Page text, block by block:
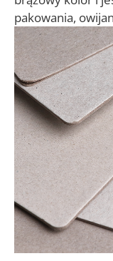
pakowania,